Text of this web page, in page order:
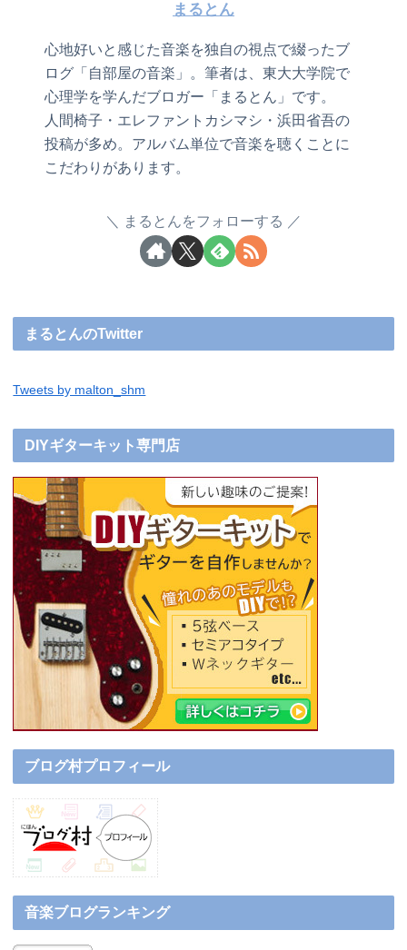
まるとん
心地好いと感じた音楽を独自の視点で綴ったブ
ログ「自部屋の音楽」。筆者は、東大大学院で
心理学を学んだブロガー「まるとん」です。
人間椅子・エレファントカシマシ・浜田省吾の
投稿が多め。アルバム単位で音楽を聴くことに
こだわりがあります。
まるとんをフォローする
まるとんのTwitter
Tweets by malton_shm
DIYギターキット専門店
ブログ村プロフィール
音楽ブログランキング